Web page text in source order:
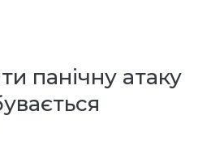
панічну атаку